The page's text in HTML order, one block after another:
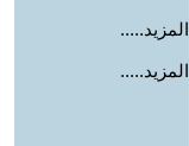
المزيد.....
المزيد.....